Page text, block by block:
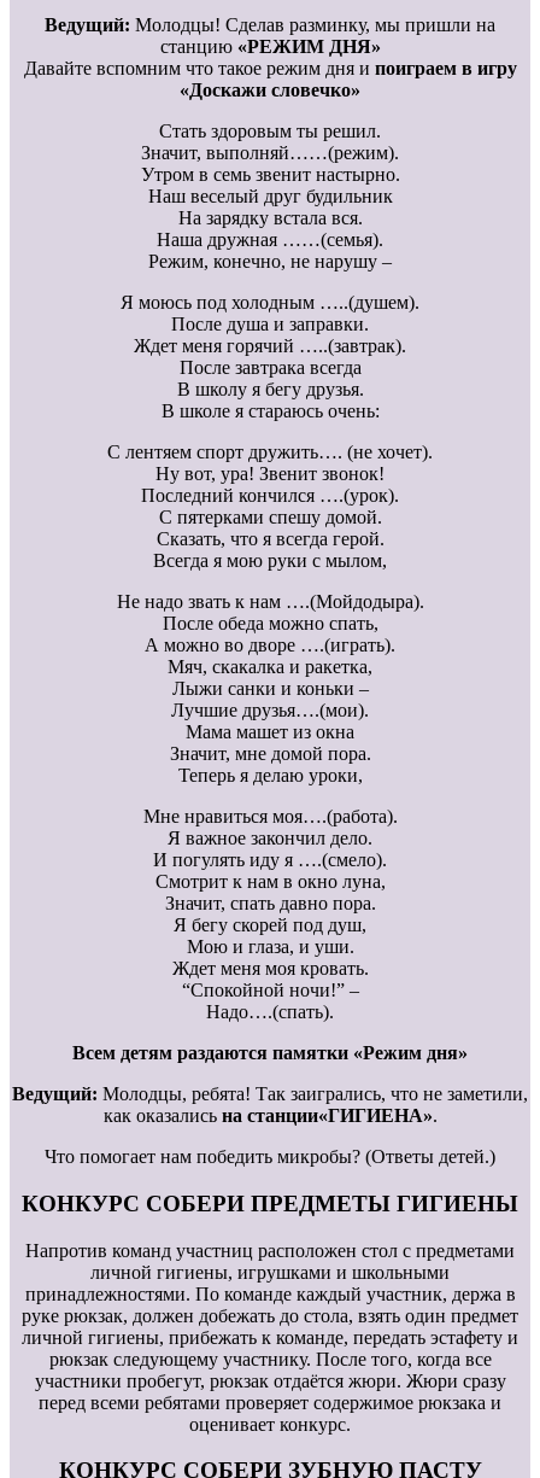
Ведущий: Молодцы! Сделав разминку, мы пришли на
станцию «РЕЖИМ ДНЯ»
Давайте вспомним что такое режим дня и поиграем в игру
«Доскажи словечко»
Стать здоровым ты решил.
Значит, выполняй……(режим).
Утром в семь звенит настырно.
Наш веселый друг будильник
На зарядку встала вся.
Наша дружная ……(семья).
Режим, конечно, не нарушу –
Я моюсь под холодным …..(душем).
После душа и заправки.
Ждет меня горячий …..(завтрак).
После завтрака всегда
В школу я бегу друзья.
В школе я стараюсь очень:
С лентяем спорт дружить…. (не хочет).
Ну вот, ура! Звенит звонок!
Последний кончился ….(урок).
С пятерками спешу домой.
Сказать, что я всегда герой.
Всегда я мою руки с мылом,
Не надо звать к нам ….(Мойдодыра).
После обеда можно спать,
А можно во дворе ….(играть).
Мяч, скакалка и ракетка,
Лыжи санки и коньки –
Лучшие друзья….(мои).
Мама машет из окна
Значит, мне домой пора.
Теперь я делаю уроки,
Мне нравиться моя….(работа).
Я важное закончил дело.
И погулять иду я ….(смело).
Смотрит к нам в окно луна,
Значит, спать давно пора.
Я бегу скорей под душ,
Мою и глаза, и уши.
Ждет меня моя кровать.
“Спокойной ночи!” –
Надо….(спать).
Всем детям раздаются памятки «Режим дня»
Ведущий: Молодцы, ребята! Так заигрались, что не заметили,
как оказалисьна станции«ГИГИЕНА».
Что помогает нам победить микробы? (Ответы детей.)
КОНКУРС СОБЕРИ ПРЕДМЕТЫ ГИГИЕНЫ
Напротив команд участниц расположен стол с предметами
личной гигиены, игрушками и школьными
принадлежностями. По команде каждый участник, держа в
руке рюкзак, должен добежать до стола, взять один предмет
личной гигиены, прибежать к команде, передать эстафету и
рюкзак следующему участнику. После того, когда все
участники пробегут, рюкзак отдаётся жюри. Жюри сразу
перед всеми ребятами проверяет содержимое рюкзака и
оценивает конкурс.
КОНКУРС СОБЕРИ ЗУБНУЮ ПАСТУ